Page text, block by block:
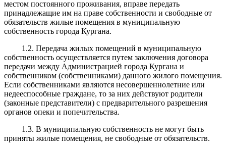
местом постоянного проживания, вправе передать
принадлежащие им на праве собственности и свободные от
обязательств жилые помещения в муниципальную
собственность города Кургана.
1.2. Передача жилых помещений в муниципальную
собственность осуществляется путем заключения договора
передачи между Администрацией города Кургана и
собственником (собственниками) данного жилого помещения.
Если собственниками являются несовершеннолетние или
недееспособные граждане, то за них действуют родители
(законные представители) с предварительного разрешения
органов опеки и попечительства.
1.3. В муниципальную собственность не могут быть
приняты жилые помещения, не свободные от обязательств.